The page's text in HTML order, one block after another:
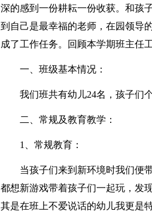
深的感到一份耕耘一份收获。和孩
到自己是最幸福的老师，在园领导
成了工作任务。回顾本学期班主任
一、班级基本情况：
我们班共有幼儿24名，孩子们
二、常规及教育教学：
1、常规教育：
当孩子们来到新环境时我们便
都想新游戏带着孩子们一起玩，发
其是在班上不爱说话的幼儿我更是